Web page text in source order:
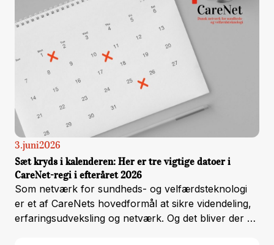
3.juni2026
Sæt kryds i kalenderen: Her er tre vigtige datoer i
CareNet-regi i efteråret 2026
Som netværk for sundheds- og velfærdsteknologi
er et af CareNets hovedformål at sikre videndeling,
erfaringsudveksling og netværk. Og det bliver der rig